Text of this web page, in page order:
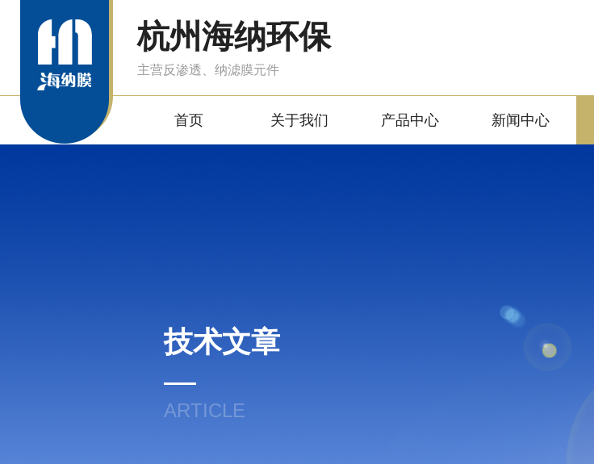
杭州海纳环保
主营反渗透、纳滤膜元件
首页 关于我们 产品中心 新闻中心
技术文章
ARTICLE